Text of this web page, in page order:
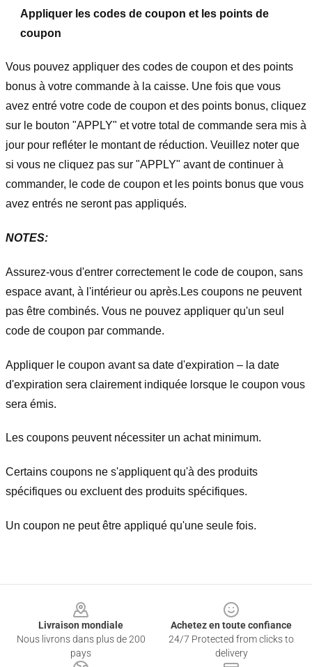
Appliquer les codes de coupon et les points de
coupon
Vous pouvez appliquer des codes de coupon et des points
bonus à votre commande à la caisse. Une fois que vous
avez entré votre code de coupon et des points bonus, cliquez
sur le bouton "APPLY" et votre total de commande sera mis à
jour pour refléter le montant de réduction. Veuillez noter que
si vous ne cliquez pas sur "APPLY" avant de continuer à
commander, le code de coupon et les points bonus que vous
avez entrés ne seront pas appliqués.
NOTES:
Assurez-vous d'entrer correctement le code de coupon, sans
espace avant, à l'intérieur ou après. Les coupons ne peuvent
pas être combinés. Vous ne pouvez appliquer qu'un seul
code de coupon par commande.
Appliquer le coupon avant sa date d'expiration – la date
d'expiration sera clairement indiquée lorsque le coupon vous
sera émis.
Les coupons peuvent nécessiter un achat minimum.
Certains coupons ne s'appliquent qu'à des produits
spécifiques ou excluent des produits spécifiques.
Un coupon ne peut être appliqué qu'une seule fois.
Livraison mondiale
Nous livrons dans plus de 200
pays
Achetez en toute confiance
24/7 Protected from clicks to
delivery